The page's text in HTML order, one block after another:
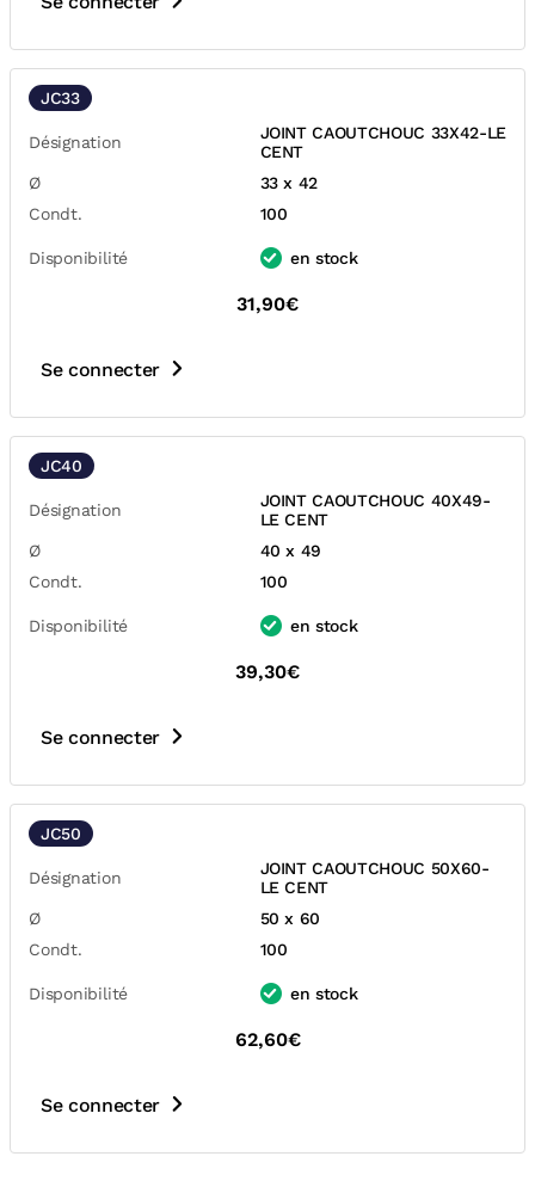
JC33
Désignation
JOINT CAOUTCHOUC 33X42-LE
CENT
Ø
33 x 42
Condt.
100
Disponibilité en stock
31,90€
Se connecter
JC40
Désignation
JOINT CAOUTCHOUC 40X49-
LE CENT
Ø
40 x 49
Condt.
100
Disponibilité en stock
39,30€
Se connecter
JC50
Désignation
JOINT CAOUTCHOUC 50X60-
LE CENT
Ø
50 x 60
Condt.
100
Disponibilité en stock
62,60€
Se connecter